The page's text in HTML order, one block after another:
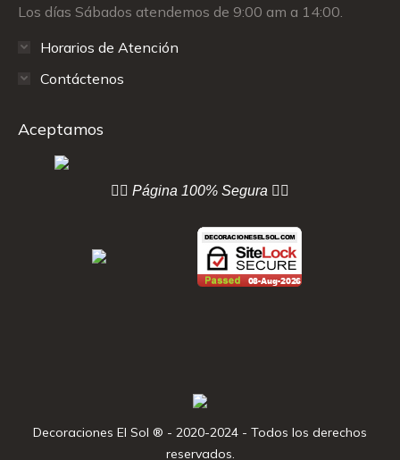
Los días Sábados atendemos de 9:00 am a 14:00.
Horarios de Atención
Contáctenos
Aceptamos
👇🏻 Página 100% Segura 👇🏻
Decoraciones El Sol ® - 2020-2024 - Todos los derechos
reservados.